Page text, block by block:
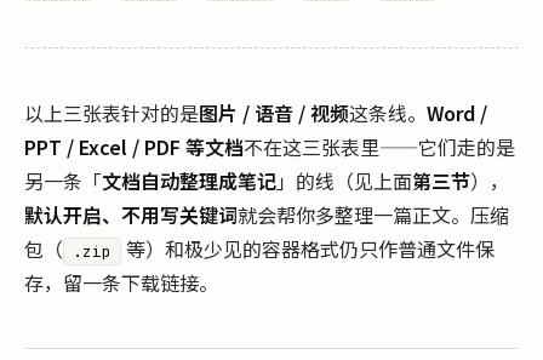
以上三张表针对的是图片 / 语音 / 视频这条线。 Word /
PPT / Excel / PDF 等文档不在这三张表里——它们走的是
另一条「文档自动整理成笔记」的线（见上面第三节），
默认开启、不用写关键词就会帮你多整理一篇正文。压缩
包（
.zip
等）和极少见的容器格式仍只作普通文件保
存，留一条下载链接。